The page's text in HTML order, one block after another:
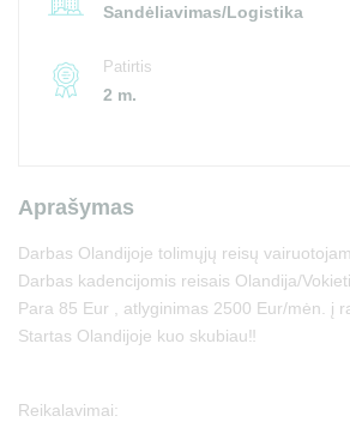
Sandėliavimas/Logistika
Patirtis
2 m.
Aprašymas
Darbas Olandijoje tolimųjų reisų
Darbas kadencijomis reisais Olandija/
Para 85 Eur , atlyginimas 2500 Eur/mėn. į
Startas Olandijoje kuo skubiau‼️
Reikalavimai: